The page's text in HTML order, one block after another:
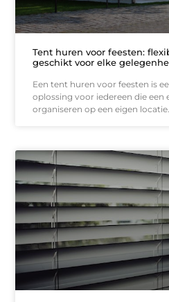
Tent huren voor feesten:
geschikt voor elke
Een tent huren voor feesten is
oplossing voor iedereen die een
organiseren op een eigen